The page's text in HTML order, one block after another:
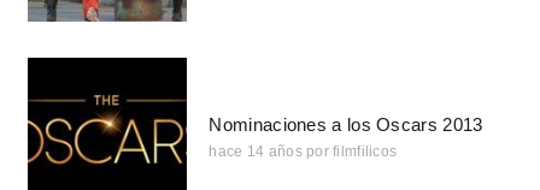
Nominaciones a los Oscars 2013
hace 14 años por filmfilicos